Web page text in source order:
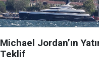
Michael Jordan’ın
Teklif